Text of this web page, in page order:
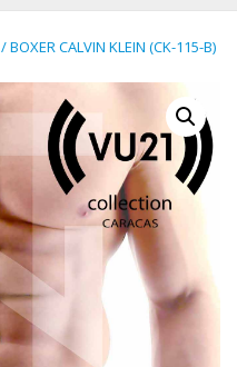
/ BOXER CALVIN KLEIN (CK-115-B)